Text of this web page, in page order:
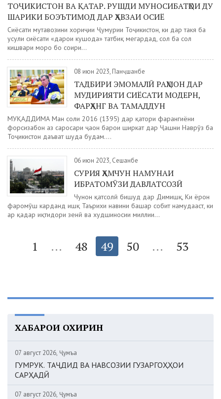
ТОҶИКИСТОН ВА ҚАТАР. РУШДИ МУНОСИБАТҲОИ ДУ
ШАРИКИ БОЭЪТИМОД ДАР ҲАВЗАИ ОСИЁ
Сиёсати мутавозини хориҷии Ҷумҳурии Тоҷикистон, ки дар такя ба
усули сиёсати «дарҳои кушода» татбиқ мегардад, сол ба сол
кишвари моро бо соири...
08 июн 2023, Панҷшанбе
ТАДБИРИ ЭМОМАЛӢ РАҲМОН ДАР
МУДИРИЯТИ СИЁСАТИ МОДЕРН,
ФАРҲАНГ ВА ТАМАДДУН
МУҚАДДИМА Ман соли 2016 (1395) дар қатори фарҳангиёни
форсизабон аз саросари ҷаҳон барои ширкат дар Ҷашни Наврӯз ба
Тоҷикистон даъват шуда будам....
06 июн 2023, Сешанбе
СУРИЯ ҲАМЧУН НАМУНАИ
ИБРАТОМӮЗИ ДАВЛАТСОЗӢ
Чунон қаҳтсолӣ бишуд дар Димишқ, Ки ёрон
фаромӯш карданд ишқ Таърихи навини башар собит намудааст, ки
ҳар қадар иқтидори зеҳнӣ ва худшиносии миллии...
1 ... 48 49 50 ... 53
ХАБАРҲОИ ОХИРИН
07 август 2026, Ҷумъа
ГУМРУК. ТАҶДИД ВА НАВСОЗИИ ГУЗАРГОҲҲОИ
САРҲАДӢ
07 август 2026, Ҷумъа